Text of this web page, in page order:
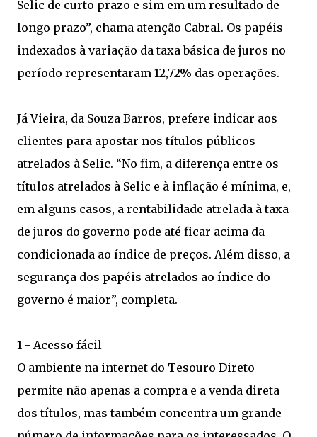
Selic de curto prazo e sim em um resultado de
longo prazo”, chama atenção Cabral. Os papéis
indexados à variação da taxa básica de juros no
período representaram 12,72% das operações.
Já Vieira, da Souza Barros, prefere indicar aos
clientes para apostar nos títulos públicos
atrelados à Selic. “No fim, a diferença entre os
títulos atrelados à Selic e à inflação é mínima, e,
em alguns casos, a rentabilidade atrelada à taxa
de juros do governo pode até ficar acima da
condicionada ao índice de preços. Além disso, a
segurança dos papéis atrelados ao índice do
governo é maior”, completa.
1 - Acesso fácil
O ambiente na internet do Tesouro Direto
permite não apenas a compra e a venda direta
dos títulos, mas também concentra um grande